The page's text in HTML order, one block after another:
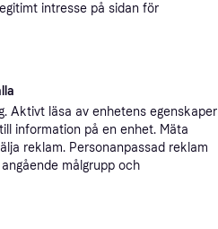
Rekommenderad
intresse på sidan för
Aktivt läsa av enhetens egenskaper
information på en enhet. Mäta
reklam. Personanpassad reklam
målgrupp och